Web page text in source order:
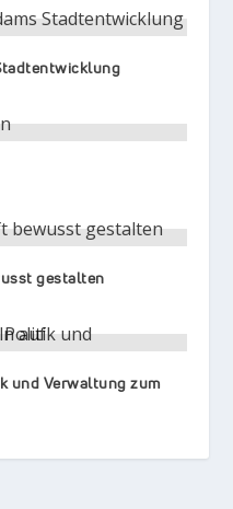
gestalten
und Verwaltung zum